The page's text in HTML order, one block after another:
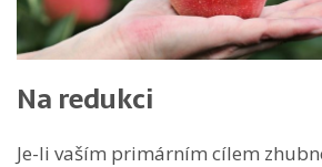
Na redukci
Je-li vaším primárním cílem